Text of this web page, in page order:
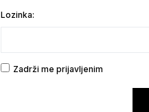
Lozinka:
Zadrži me prijavljenim